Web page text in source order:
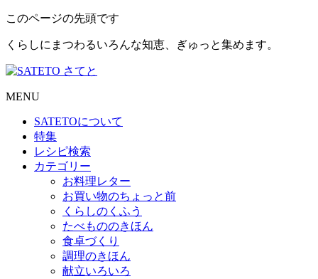
このページの先頭です
くらしにまつわるいろんな知恵、ぎゅっと集めます。
MENU
SATETOについて
特集
レシピ検索
カテゴリー
お料理レター
お買い物のちょっと前
くらしのくふう
たべもののきほん
食卓づくり
調理のきほん
献立いろいろ